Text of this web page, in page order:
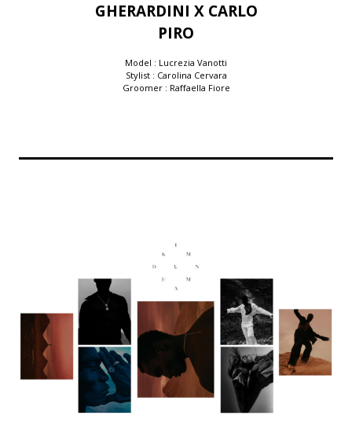
GHERARDINI X CARLO
PIRO
Model : Lucrezia Vanotti
Stylist : Carolina Cervara
Groomer : Raffaella Fiore